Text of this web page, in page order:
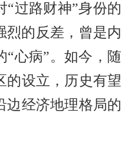
“过路财神”身份的
的反差，曾是内
“心病”。如今，随
的设立，历史有望
边经济地理格局的